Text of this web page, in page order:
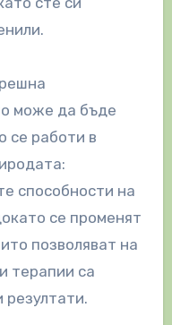
може да бъде
се работи в
способности на
се променят
позволяват на
терапии са